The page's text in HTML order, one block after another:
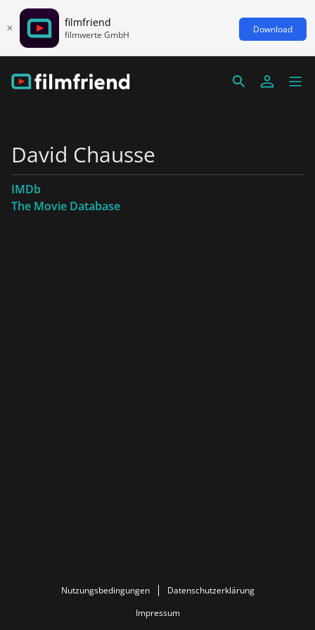
filmfriend
filmwerte GmbH Download
David Chausse
IMDb
The Movie Database
Nutzungsbedingungen
Datenschutzerklärung
Impressum